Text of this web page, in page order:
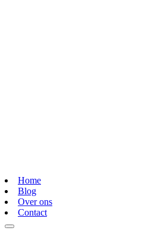
Home
Blog
Over ons
Contact